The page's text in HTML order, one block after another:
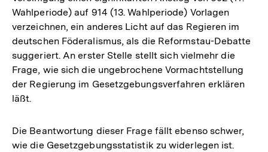
Fußnote
Wahlperiode) auf 914 (13. Wahlperiode) Vorlagen
verzeichnen, ein anderes Licht auf das Regieren im
deutschen Föderalismus, als die Reformstau-Debatte
suggeriert. An erster Stelle stellt sich vielmehr die
Frage, wie sich die ungebrochene Vormachtstellung
der Regierung im Gesetzgebungsverfahren erklären
läßt.
Die Beantwortung dieser Frage fällt ebenso schwer,
wie die Gesetzgebungsstatistik zu widerlegen ist.